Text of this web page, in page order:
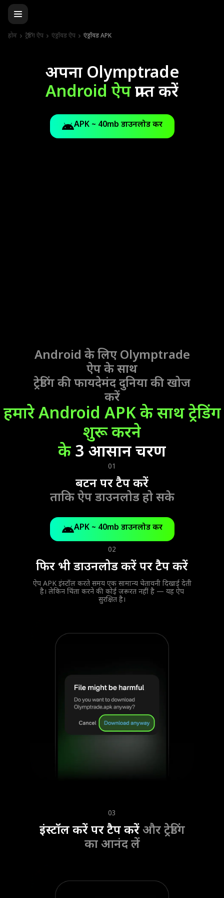
होम ट्रेडिंग ऐप एंड्रॉयड ऐप एंड्रॉयड APK
अपना Olymptrade
Android ऐपप्राप्त करें
APK ~ 40mb डाउनलोड करें
Android के लिए Olymptrade
ऐपके साथ
ट्रेडिंग की फायदेमंद दुनिया की खोज
करें
हमारे Android APK के साथ ट्रेडिंग
शुरू करने
के 3 आसान चरण
01
बटन पर टैप करें
ताकि ऐप डाउनलोड हो सके
APK ~ 40mb डाउनलोड करें
02
फिर भी डाउनलोड करें पर टैप करें
ऐप APK इंस्टॉल करते समय एक सामान्य चेतावनी दिखाई देती
है। लेकिन चिंता करने की कोई जरूरत नहीं है — यह ऐप
सुरक्षित है।
03
इंस्टॉल करें पर टैप करेंऔर ट्रेडिंग
का आनंद लें